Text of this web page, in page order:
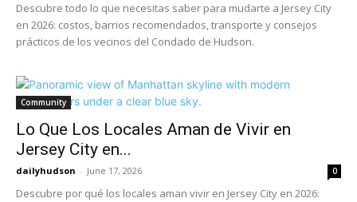
Descubre todo lo que necesitas saber para mudarte a Jersey City
en 2026: costos, barrios recomendados, transporte y consejos
prácticos de los vecinos del Condado de Hudson.
Community
Lo Que Los Locales Aman de Vivir en
Jersey City en...
dailyhudson - June 17, 2026 0
Descubre por qué los locales aman vivir en Jersey City en 2026: